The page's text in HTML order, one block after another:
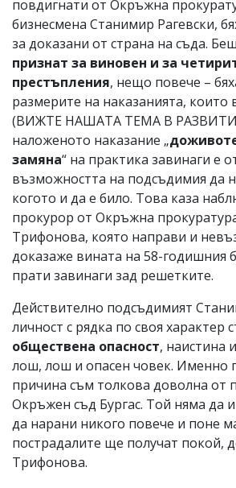
повдигнати от Окръжна
бизнесмена Станимир Рагевски,
за доказани от страна на съда.
признат за виновен и за
престъпления, нещо повече –
размерите на наказанията, които
(ВИЖТЕ НАШАТА ТЕМА В
наложеното наказание „
замяна“ на практика завинаги е
възможността на подсъдимия да
когото и да е било. Това каза
прокурор от Окръжна
Трифонова, която направи и
доказаже вината на 58-годишния
прати завинаги зад решетките.
Действително подсъдимият
личност с рядка по своя характер
обществена опасност, наистина
лош, лош и опасен човек. Именно
причина съм толкова доволна от
Окръжен съд Бургас. Той няма да
да нарани никого повече и поне
пострадалите ще получат покой,
Трифонова.